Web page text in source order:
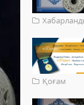
Қоғам